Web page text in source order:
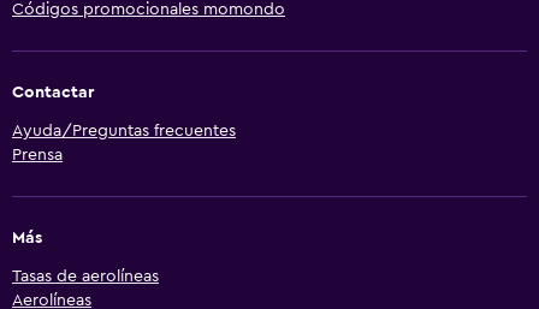
Códigos promocionales momondo
Contactar
Ayuda/Preguntas frecuentes
Prensa
Más
Tasas de aerolíneas
Aerolíneas